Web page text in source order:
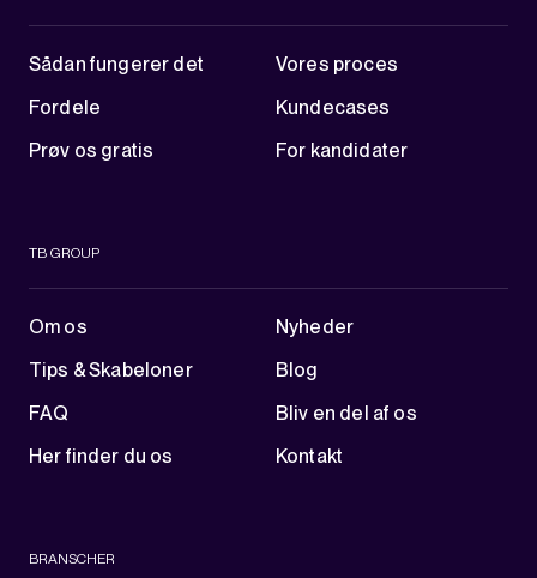
Sådan fungerer det
Vores proces
Fordele
Kundecases
Prøv os gratis
For kandidater
TB GROUP
Om os
Nyheder
Tips & Skabeloner
Blog
FAQ
Bliv en del af os
Her finder du os
Kontakt
BRANSCHER